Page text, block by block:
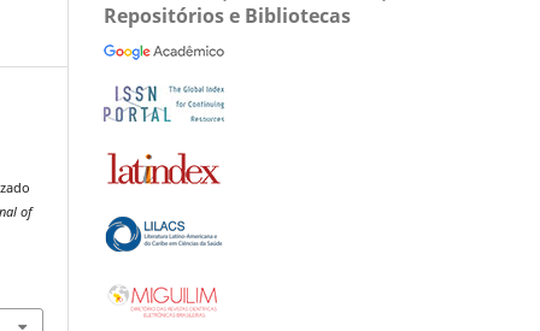
of
Repositórios e Bibliotecas